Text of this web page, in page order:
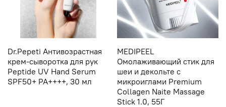
Dr.Pepeti Антивозрастная
крем-сыворотка для рук
Peptide UV Hand Serum
SPF50+ PA++++, 30 мл
MEDIPEEL
Омолаживающий стик для
шеи и декольте с
микроиглами Premium
Collagen Naite Massage
Stick 1.0, 55Г